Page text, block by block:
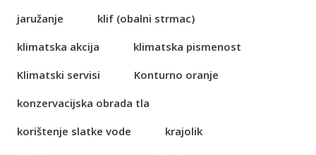
jaružanje
klif (obalni strmac)
klimatska akcija
klimatska pismenost
Klimatski servisi
Konturno oranje
konzervacijska obrada tla
korištenje slatke vode
krajolik